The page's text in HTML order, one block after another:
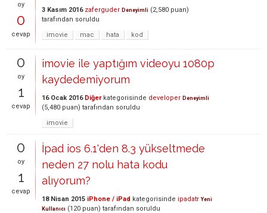
oy
0
cevap
3 Kasım 2016 zaferguder Deneyimli (2,580 puan)
tarafından soruldu
imovie
mac hata kod
0
oy
1
cevap
imovie ile yaptığım videoyu 1080p
kaydedemiyorum
16 Ocak 2016 Diğerkategorisinde developer Deneyimli
(5,480 puan) tarafından soruldu
imovie
0
oy
1
cevap
İpad ios 6.1'den 8.3 yükseltmede
neden 27 nolu hata kodu
alıyorum?
18 Nisan 2015 iPhone / iPad kategorisinde ipadatr Yeni
Kullanıcı (120 puan) tarafından soruldu